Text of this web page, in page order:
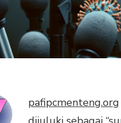
pafipcmenteng.org